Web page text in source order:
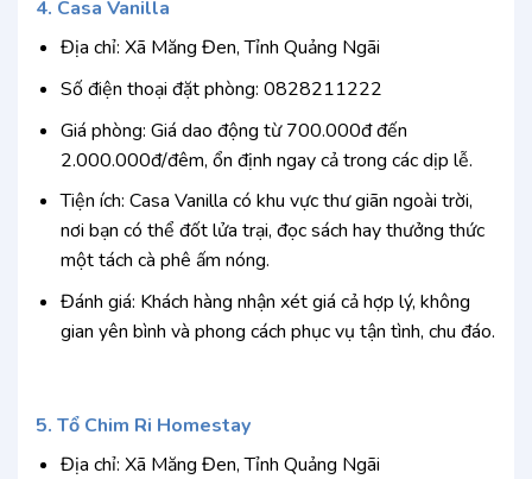
4. Casa Vanilla
Địa chỉ: Xã Măng Đen, Tỉnh Quảng Ngãi
Số điện thoại đặt phòng: 0828211222
Giá phòng: Giá dao động từ 700.000đ đến
2.000.000đ/đêm, ổn định ngay cả trong các dịp lễ.
Tiện ích: Casa Vanilla có khu vực thư giãn ngoài trời,
nơi bạn có thể đốt lửa trại, đọc sách hay thưởng thức
một tách cà phê ấm nóng.
Đánh giá: Khách hàng nhận xét giá cả hợp lý, không
gian yên bình và phong cách phục vụ tận tình, chu đáo.
5. Tổ Chim Ri Homestay
Địa chỉ: Xã Măng Đen, Tỉnh Quảng Ngãi